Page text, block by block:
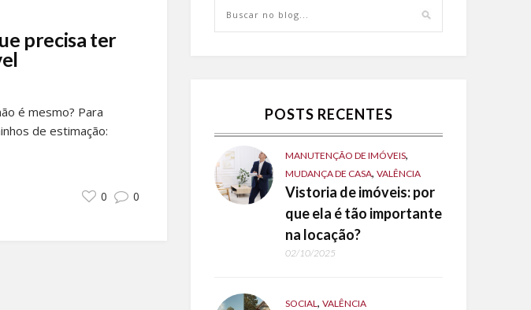
precisa ter
é mesmo? Para
de estimação:
0 0
POSTS RECENTES
MANUTENÇÃO DE IMÓVEIS,
MUDANÇA DE CASA, VALÊNCIA
Vistoria de imóveis: por
que ela é tão importante
na locação?
02/10/2025
SOCIAL, VALÊNCIA